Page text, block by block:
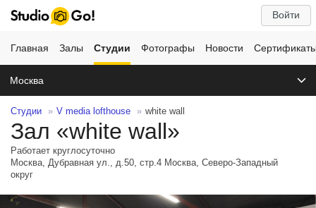
Войти
Главная Залы Студии Фотографы Новости
Москва
Студии V media lofthouse white wall
Зал «white wall»
Работает круглосуточно
Москва, Дубравная ул., д.50, стр.4 Москва, Северо-Западный
округ